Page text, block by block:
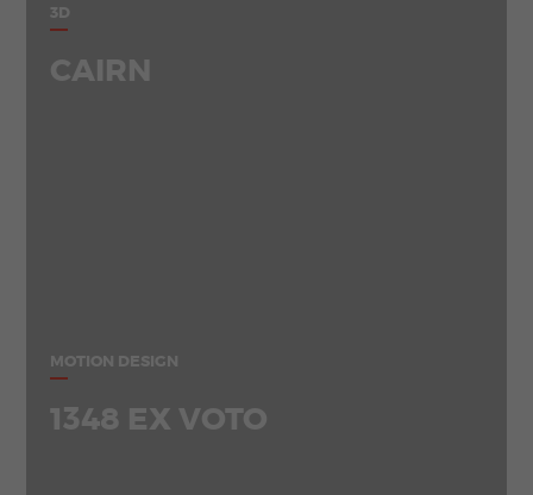
3D
CAIRN
MOTION DESIGN
1348 EX VOTO